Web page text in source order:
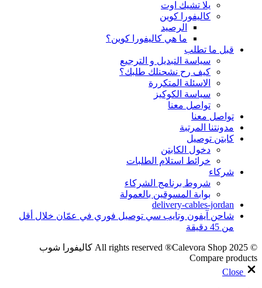
يلا تشيك اوت
كاليفورا كوين
الرصيد
ما هي كاليفورا كوين؟
قبل ما تطلب
سياسة التبديل و الترجيع
كيف رح نشحنلك طلبك؟
الاسئلة المتكررة
سياسة الكوكيز
تواصل معنا
تواصل معنا
مدونتنا المرتبة
كابتن توصيل
دخول الكابتن
خرائط استلام الطلبات
شركاء
شروط برنامج الشركاء
بوابة المسوقين بالعمولة
delivery-cables-jordan
شاحن آيفون وتايب سي توصيل فوري في عمّان خلال أقل
من 45 دقيقة
© 2025 All rights reserved ®Calevora Shop كاليفورا شوب
Compare products
Close